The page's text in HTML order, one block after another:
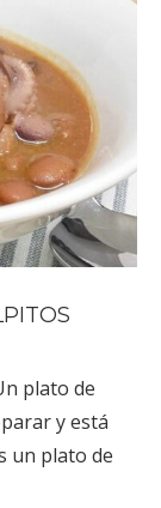
plato de
y está
un plato de